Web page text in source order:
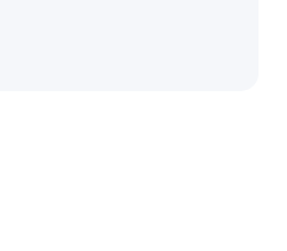
funciones. UD2.